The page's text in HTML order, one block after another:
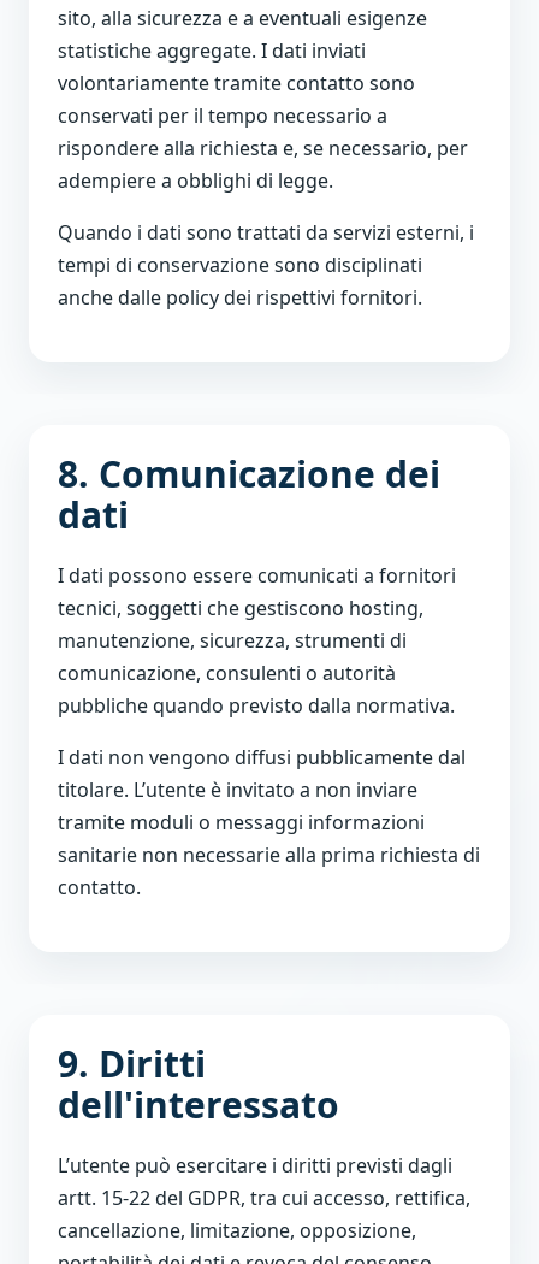
sito, alla sicurezza e a eventuali esigenze
statistiche aggregate. I dati inviati
volontariamente tramite contatto sono
conservati per il tempo necessario a
rispondere alla richiesta e, se necessario, per
adempiere a obblighi di legge.
Quando i dati sono trattati da servizi esterni, i
tempi di conservazione sono disciplinati
anche dalle policy dei rispettivi fornitori.
8. Comunicazione dei
dati
I dati possono essere comunicati a fornitori
tecnici, soggetti che gestiscono hosting,
manutenzione, sicurezza, strumenti di
comunicazione, consulenti o autorità
pubbliche quando previsto dalla normativa.
I dati non vengono diffusi pubblicamente dal
titolare. L’utente è invitato a non inviare
tramite moduli o messaggi informazioni
sanitarie non necessarie alla prima richiesta di
contatto.
9. Diritti
dell'interessato
L’utente può esercitare i diritti previsti dagli
artt. 15-22 del GDPR, tra cui accesso, rettifica,
cancellazione, limitazione, opposizione,